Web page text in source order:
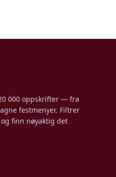
000 oppskrifter — fra
festmenyer. Filtrer
finn nøyaktig det